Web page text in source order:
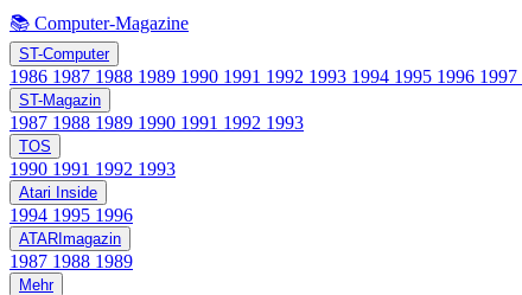
📚 Computer-Magazine
ST-Computer
1986 1987 1988 1989 1990 1991 1992 1993 1994 1995 1996 1997
ST-Magazin
1987 1988 1989 1990 1991 1992 1993
TOS
1990 1991 1992 1993
Atari Inside
1994 1995 1996
ATARImagazin
1987 1988 1989
Mehr